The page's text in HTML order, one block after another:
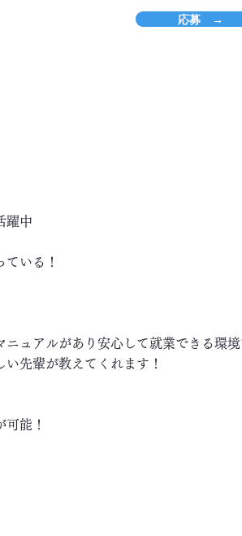
応募 →
躍中
いる！
ュアルがあり安心して就業できる環境
先輩が教えてくれます！
能！